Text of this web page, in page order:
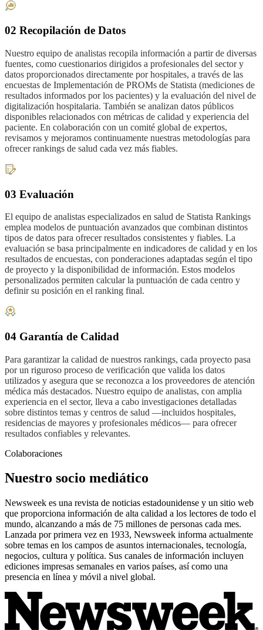
02 Recopilación de Datos
Nuestro equipo de analistas recopila información a partir de diversas
fuentes, como cuestionarios dirigidos a profesionales del sector y
datos proporcionados directamente por hospitales, a través de las
encuestas de Implementación de PROMs de Statista (mediciones de
resultados informados por los pacientes) y la evaluación del nivel de
digitalización hospitalaria. También se analizan datos públicos
disponibles relacionados con métricas de calidad y experiencia del
paciente. En colaboración con un comité global de expertos,
revisamos y mejoramos continuamente nuestras metodologías para
ofrecer rankings de salud cada vez más fiables.
03 Evaluación
El equipo de analistas especializados en salud de Statista Rankings
emplea modelos de puntuación avanzados que combinan distintos
tipos de datos para ofrecer resultados consistentes y fiables. La
evaluación se basa principalmente en indicadores de calidad y en los
resultados de encuestas, con ponderaciones adaptadas según el tipo
de proyecto y la disponibilidad de información. Estos modelos
personalizados permiten calcular la puntuación de cada centro y
definir su posición en el ranking final.
04 Garantía de Calidad
Para garantizar la calidad de nuestros rankings, cada proyecto pasa
por un riguroso proceso de verificación que valida los datos
utilizados y asegura que se reconozca a los proveedores de atención
médica más destacados. Nuestro equipo de analistas, con amplia
experiencia en el sector, lleva a cabo investigaciones detalladas
sobre distintos temas y centros de salud —incluidos hospitales,
residencias de mayores y profesionales médicos— para ofrecer
resultados confiables y relevantes.
Colaboraciones
Nuestro socio mediático
Newsweek es una revista de noticias estadounidense y un sitio web
que proporciona información de alta calidad a los lectores de todo el
mundo, alcanzando a más de 75 millones de personas cada mes.
Lanzada por primera vez en 1933, Newsweek informa actualmente
sobre temas en los campos de asuntos internacionales, tecnología,
negocios, cultura y política. Sus canales de información incluyen
ediciones impresas semanales en varios países, así como una
presencia en línea y móvil a nivel global.